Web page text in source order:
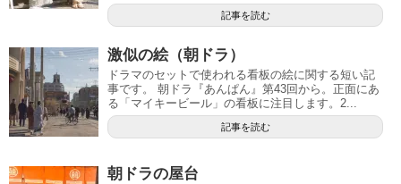
記事を読む
激似の絵（朝ドラ）
ドラマのセットで使われる看板の絵に関する短い記
事です。 朝ドラ『あんぱん』第43回から。正面にあ
る「マイキービール」の看板に注目します。2...
記事を読む
朝ドラの屋台